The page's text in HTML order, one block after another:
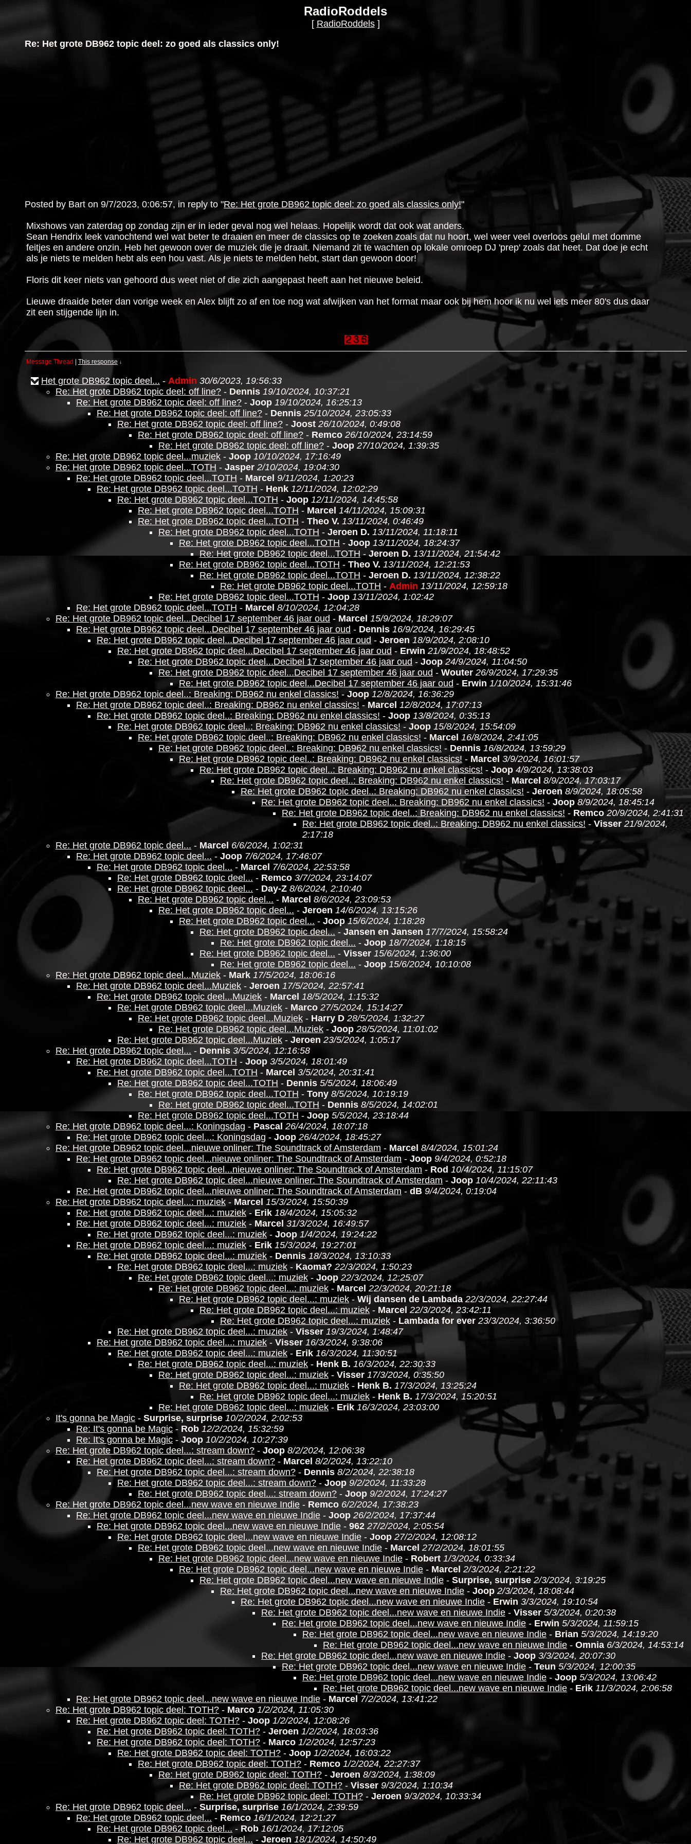
RadioRoddels
[ RadioRoddels]
Re: Het grote DB962 topic deel: zo goed als classics only!
Posted by Bart on 9/7/2023, 0:06:57, in reply to "Re: Het grote DB962 topic deel: zo goed als classics only!"
Mixshows van zaterdag op zondag zijn er in ieder geval nog wel helaas. Hopelijk wordt dat ook wat anders.
Sean Hendrix leek vanochtend wel wat beter te draaien en meer de classics op te zoeken zoals dat nu hoort, wel weer veel overloos gelul met domme
feitjes en andere onzin. Heb het gewoon over de muziek die je draait. Niemand zit te wachten op lokale omroep DJ 'prep' zoals dat heet. Dat doe je echt
als je niets te melden hebt als een hou vast. Als je niets te melden hebt, start dan gewoon door!
Floris dit keer niets van gehoord dus weet niet of die zich aangepast heeft aan het nieuwe beleid.
Lieuwe draaide beter dan vorige week en Alex blijft zo af en toe nog wat afwijken van het format maar ook bij hem hoor ik nu wel iets meer 80's dus daar
zit een stijgende lijn in.
Message Thread This response ↓
Het grote DB962 topic deel... - Admin 30/6/2023, 19:56:33
Re: Het grote DB962 topic deel: off line? - Dennis 19/10/2024, 10:37:21
Re: Het grote DB962 topic deel: off line? - Joop 19/10/2024, 16:25:13
Re: Het grote DB962 topic deel: off line? - Dennis 25/10/2024, 23:05:33
Re: Het grote DB962 topic deel: off line? - Joost 26/10/2024, 0:49:08
Re: Het grote DB962 topic deel: off line? - Remco 26/10/2024, 23:14:59
Re: Het grote DB962 topic deel: off line? - Joop 27/10/2024, 1:39:35
Re: Het grote DB962 topic deel...muziek - Joop 10/10/2024, 17:16:49
Re: Het grote DB962 topic deel...TOTH - Jasper 2/10/2024, 19:04:30
Re: Het grote DB962 topic deel...TOTH - Marcel 9/11/2024, 1:20:23
Re: Het grote DB962 topic deel...TOTH - Henk 12/11/2024, 12:02:29
Re: Het grote DB962 topic deel...TOTH - Joop 12/11/2024, 14:45:58
Re: Het grote DB962 topic deel...TOTH - Marcel 14/11/2024, 15:09:31
Re: Het grote DB962 topic deel...TOTH - Theo V. 13/11/2024, 0:46:49
Re: Het grote DB962 topic deel...TOTH - Jeroen D. 13/11/2024, 11:18:11
Re: Het grote DB962 topic deel...TOTH - Joop 13/11/2024, 18:24:37
Re: Het grote DB962 topic deel...TOTH-Jeroen D. 13/11/2024, 21:54:42
Re: Het grote DB962 topic deel...TOTH - Theo V. 13/11/2024, 12:21:53
Re: Het grote DB962 topic deel...TOTH - Jeroen D. 13/11/2024, 12:38:22
Re: Het grote DB962 topic deel...TOTH - Admin 13/11/2024, 12:59:18
Re: Het grote DB962 topic deel...TOTH - Joop 13/11/2024, 1:02:42
Re: Het grote DB962 topic deel...TOTH - Marcel 8/10/2024, 12:04:28
Re: Het grote DB962 topic deel...Decibel 17 september 46 jaar oud - Marcel 15/9/2024, 18:29:07
Re: Het grote DB962 topic deel...Decibel 17 september 46 jaar oud - Dennis 16/9/2024, 16:29:45
Re: Het grote DB962 topic deel...Decibel 17 september 46 jaar oud - Jeroen 18/9/2024, 2:08:10
Re: Het grote DB962 topic deel...Decibel 17 september 46 jaar oud - Erwin 21/9/2024, 18:48:52
Re: Het grote DB962 topic deel...Decibel 17 september 46 jaar oud - Joop 24/9/2024, 11:04:50
Re: Het grote DB962 topic deel...Decibel 17 september 46 jaar oud - Wouter 26/9/2024, 17:29:35
Re: Het grote DB962 topic deel...Decibel 17 september 46 jaar oud - Erwin 1/10/2024, 15:31:46
Re: Het grote DB962 topic deel..: Breaking: DB962 nu enkel classics! - Joop 12/8/2024, 16:36:29
Re: Het grote DB962 topic deel..: Breaking: DB962 nu enkel classics! - Marcel 12/8/2024, 17:07:13
Re: Het grote DB962 topic deel..: Breaking: DB962 nu enkel classics! - Joop 13/8/2024, 0:35:13
Re: Het grote DB962 topic deel..: Breaking: DB962 nu enkel classics!- Joop 15/8/2024, 15:54:09
Re: Het grote DB962 topic deel..: Breaking: DB962 nu enkel classics! - Marcel 16/8/2024, 2:41:05
Re: Het grote DB962 topic deel..: Breaking: DB962 nu enkel classics! - Dennis 16/8/2024, 13:59:29
Re: Het grote DB962 topic deel..: Breaking: DB962 nu enkel classics! - Marcel 3/9/2024, 16:01:57
Re: Het grote DB962 topic deel..: Breaking: DB962 nu enkel classics! - Joop 4/9/2024, 13:38:03
Re: Het grote DB962 topic deel..: Breaking: DB962 nu enkel classics! - Marcel 8/9/2024, 17:03:17
Re: Het grote DB962 topic deel..: Breaking: DB962 nu enkel classics! - Jeroen 8/9/2024, 18:05:58
Re: Het grote DB962 topic deel..: Breaking: DB962 nu enkel classics! - Joop 8/9/2024, 18:45:14
Re: Het grote DB962 topic deel..: Breaking: DB962 nu enkel classics! - Remco 20/9/2024, 2:41:31
Re: Het grote DB962 topic deel..: Breaking: DB962 nu enkel classics! - Visser 21/9/2024,
2:17:18
Re: Het grote DB962 topic deel... - Marcel 6/6/2024, 1:02:31
Re: Het grote DB962 topic deel... - Joop 7/6/2024, 17:46:07
Re: Het grote DB962 topic deel... - Marcel 7/6/2024, 22:53:58
Re: Het grote DB962 topic deel... - Remco 3/7/2024, 23:14:07
Re: Het grote DB962 topic deel... - Day-Z 8/6/2024, 2:10:40
Re: Het grote DB962 topic deel... - Marcel 8/6/2024, 23:09:53
Re: Het grote DB962 topic deel... - Jeroen 14/6/2024, 13:15:26
Re: Het grote DB962 topic deel... - Joop 15/6/2024, 1:18:28
Re: Het grote DB962 topic deel... - Jansen en Jansen 17/7/2024, 15:58:24
Re: Het grote DB962 topic deel... - Joop 18/7/2024, 1:18:15
Re: Het grote DB962 topic deel... - Visser 15/6/2024, 1:36:00
Re: Het grote DB962 topic deel... - Joop 15/6/2024, 10:10:08
Re: Het grote DB962 topic deel...Muziek - Mark 17/5/2024, 18:06:16
Re: Het grote DB962 topic deel...Muziek - Jeroen 17/5/2024, 22:57:41
Re: Het grote DB962 topic deel...Muziek - Marcel 18/5/2024, 1:15:32
Re: Het grote DB962 topic deel...Muziek - Marco 27/5/2024, 15:14:27
Re: Het grote DB962 topic deel...Muziek - Harry D 28/5/2024, 1:32:27
Re: Het grote DB962 topic deel...Muziek - Joop 28/5/2024, 11:01:02
Re: Het grote DB962 topic deel...Muziek - Jeroen 23/5/2024, 1:05:17
Re: Het grote DB962 topic deel... - Dennis 3/5/2024, 12:16:58
Re: Het grote DB962 topic deel...TOTH - Joop 3/5/2024, 18:01:49
Re: Het grote DB962 topic deel...TOTH - Marcel 3/5/2024, 20:31:41
Re: Het grote DB962 topic deel...TOTH - Dennis 5/5/2024, 18:06:49
Re: Het grote DB962 topic deel...TOTH - Tony 8/5/2024, 10:19:19
Re: Het grote DB962 topic deel...TOTH - Dennis 8/5/2024, 14:02:01
Re: Het grote DB962 topic deel...TOTH - Joop 5/5/2024, 23:18:44
Re: Het grote DB962 topic deel...: Koningsdag - Pascal 26/4/2024, 18:07:18
Re: Het grote DB962 topic deel...: Koningsdag - Joop 26/4/2024, 18:45:27
Re: Het grote DB962 topic deel...nieuwe onliner: The Soundtrack of Amsterdam - Marcel 8/4/2024, 15:01:24
Re: Het grote DB962 topic deel...nieuwe onliner: The Soundtrack of Amsterdam - Joop 9/4/2024, 0:52:18
Re: Het grote DB962 topic deel...nieuwe onliner: The Soundtrack of Amsterdam - Rod 10/4/2024, 11:15:07
Re: Het grote DB962 topic deel...nieuwe onliner: The Soundtrack of Amsterdam - Joop 10/4/2024, 22:11:43
Re: Het grote DB962 topic deel...nieuwe onliner: The Soundtrack of Amsterdam - dB 9/4/2024, 0:19:04
Re: Het grote DB962 topic deel...: muziek - Marcel 15/3/2024, 15:50:39
Re: Het grote DB962 topic deel...: muziek - Erik 18/4/2024, 15:05:32
Re: Het grote DB962 topic deel...: muziek - Marcel 31/3/2024, 16:49:57
Re: Het grote DB962 topic deel...: muziek - Joop 1/4/2024, 19:24:22
Re: Het grote DB962 topic deel...: muziek - Erik 15/3/2024, 19:27:01
Re: Het grote DB962 topic deel...: muziek - Dennis 18/3/2024, 13:10:33
Re: Het grote DB962 topic deel...: muziek - Kaoma? 22/3/2024, 1:50:23
Re: Het grote DB962 topic deel...: muziek - Joop 22/3/2024, 12:25:07
Re: Het grote DB962 topic deel...: muziek - Marcel 22/3/2024, 20:21:18
Re: Het grote DB962 topic deel...: muziek -Wij dansen de Lambada 22/3/2024, 22:27:44
Re: Het grote DB962 topic deel...: muziek - Marcel 22/3/2024, 23:42:11
Re: Het grote DB962 topic deel...: muziek - Lambada for ever 23/3/2024, 3:36:50
Re: Het grote DB962 topic deel...: muziek - Visser 19/3/2024, 1:48:47
Re: Het grote DB962 topic deel...: muziek - Visser 16/3/2024, 9:38:06
Re: Het grote DB962 topic deel...: muziek - Erik 16/3/2024, 11:30:51
Re: Het grote DB962 topic deel...: muziek - Henk B. 16/3/2024, 22:30:33
Re: Het grote DB962 topic deel...: muziek - Visser 17/3/2024, 0:35:50
Re: Het grote DB962 topic deel...: muziek - Henk B. 17/3/2024, 13:25:24
Re: Het grote DB962 topic deel...: muziek - Henk B. 17/3/2024, 15:20:51
Re: Het grote DB962 topic deel...: muziek - Erik 16/3/2024, 23:03:00
It's gonna be Magic - Surprise, surprise 10/2/2024, 2:02:53
Re: It's gonna be Magic - Rob 12/2/2024, 15:32:59
Re: It's gonna be Magic - Joop 10/2/2024, 10:27:39
Re: Het grote DB962 topic deel...: stream down? - Joop 8/2/2024, 12:06:38
Re: Het grote DB962 topic deel...: stream down? - Marcel 8/2/2024, 13:22:10
Re: Het grote DB962 topic deel...: stream down? - Dennis 8/2/2024, 22:38:18
Re: Het grote DB962 topic deel...: stream down? - Joop 9/2/2024, 11:33:28
Re: Het grote DB962 topic deel...: stream down? - Joop 9/2/2024, 17:24:27
Re: Het grote DB962 topic deel...new wave en nieuwe Indie - Remco 6/2/2024, 17:38:23
Re: Het grote DB962 topic deel...new wave en nieuwe Indie - Joop 26/2/2024, 17:37:44
Re: Het grote DB962 topic deel...new wave en nieuwe Indie - 962 27/2/2024, 2:05:54
Re: Het grote DB962 topic deel...new wave en nieuwe Indie - Joop 27/2/2024, 12:08:12
Re: Het grote DB962 topic deel...new wave en nieuwe Indie - Marcel 27/2/2024, 18:01:55
Re: Het grote DB962 topic deel...new wave en nieuwe Indie - Robert 1/3/2024, 0:33:34
Re: Het grote DB962 topic deel...new wave en nieuwe Indie - Marcel 2/3/2024, 2:21:22
Re: Het grote DB962 topic deel...new wave en nieuwe Indie - Surprise, surprise 2/3/2024, 3:19:25
Re: Het grote DB962 topic deel...new wave en nieuwe Indie - Joop 2/3/2024, 18:08:44
Re: Het grote DB962 topic deel...new wave en nieuwe Indie - Erwin 3/3/2024, 19:10:54
Re: Het grote DB962 topic deel...new wave en nieuwe Indie - Visser 5/3/2024, 0:20:38
Re: Het grote DB962 topic deel...new wave en nieuwe Indie - Erwin 5/3/2024, 11:59:15
Re: Het grote DB962 topic deel...new wave en nieuwe Indie - Brian 5/3/2024, 14:19:20
Re: Het grote DB962 topic deel...new wave en nieuwe Indie - Omnia 6/3/2024, 14:53:14
Re: Het grote DB962 topic deel...new wave en nieuwe Indie - Joop 3/3/2024, 20:07:30
Re: Het grote DB962 topic deel...new wave en nieuwe Indie - Teun 5/3/2024, 12:00:35
Re: Het grote DB962 topic deel...new wave en nieuwe Indie - Joop 5/3/2024, 13:06:42
Re: Het grote DB962 topic deel...new wave en nieuwe Indie - Erik 11/3/2024, 2:06:58
Re: Het grote DB962 topic deel...new wave en nieuwe Indie - Marcel 7/2/2024, 13:41:22
Re: Het grote DB962 topic deel: TOTH? - Marco 1/2/2024, 11:05:30
Re: Het grote DB962 topic deel: TOTH? - Joop 1/2/2024, 12:08:26
Re: Het grote DB962 topic deel: TOTH? - Jeroen 1/2/2024, 18:03:36
Re: Het grote DB962 topic deel: TOTH? - Marco 1/2/2024, 12:57:23
Re: Het grote DB962 topic deel: TOTH? - Joop 1/2/2024, 16:03:22
Re: Het grote DB962 topic deel: TOTH? - Remco 1/2/2024, 22:27:37
Re: Het grote DB962 topic deel: TOTH? - Jeroen 8/3/2024, 1:38:09
Re: Het grote DB962 topic deel: TOTH? - Visser 9/3/2024, 1:10:34
Re: Het grote DB962 topic deel: TOTH? - Jeroen 9/3/2024, 10:33:34
Re: Het grote DB962 topic deel... - Surprise, surprise 16/1/2024, 2:39:59
Re: Het grote DB962 topic deel... - Remco 16/1/2024, 12:21:27
Re: Het grote DB962 topic deel... - Rob 16/1/2024, 17:12:05
Re: Het grote DB962 topic deel... - Jeroen 18/1/2024, 14:50:49